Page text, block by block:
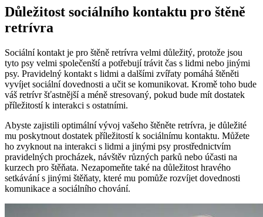
Důležitost sociálního kontaktu pro štěně
retrívra
Sociální kontakt je pro štěně retrívra velmi důležitý, protože jsou
tyto psy velmi společenští a potřebují trávit čas s lidmi nebo jinými
psy. Pravidelný kontakt s lidmi a dalšími zvířaty pomáhá štěněti
vyvíjet sociální dovednosti a učit se komunikovat. Kromě toho bude
váš retrívr šťastnější a méně stresovaný, pokud bude mít dostatek
příležitostí k interakci s ostatními.
Abyste zajistili optimální vývoj vašeho štěněte retrívra, je důležité
mu poskytnout dostatek příležitostí k sociálnímu kontaktu. Můžete
ho zvyknout na interakci s lidmi a jinými psy prostřednictvím
pravidelných procházek, návštěv různých parků nebo účasti na
kurzech pro štěňata. Nezapomeňte také na důležitost hravého
setkávání s jinými štěňaty, které mu pomůže rozvíjet dovednosti
komunikace a sociálního chování.